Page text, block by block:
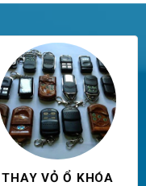
THAY VỎ Ổ KHÓA